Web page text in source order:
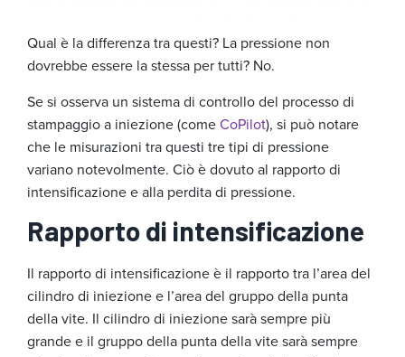
Qual è la differenza tra questi? La pressione non
dovrebbe essere la stessa per tutti? No.
Se si osserva un sistema di controllo del processo di
stampaggio a iniezione (comeCoPilot), si può notare
che le misurazioni tra questi tre tipi di pressione
variano notevolmente. Ciò è dovuto al rapporto di
intensificazione e alla perdita di pressione.
Rapporto di intensificazione
Il rapporto di intensificazione è il rapporto tra l’area del
cilindro di iniezione e l’area del gruppo della punta
della vite. Il cilindro di iniezione sarà sempre più
grande e il gruppo della punta della vite sarà sempre